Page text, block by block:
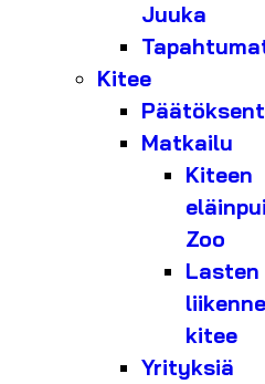
Juuka
Kitee
Matkailu
Kiteen
Zoo
Lasten
kitee
Yrityksiä